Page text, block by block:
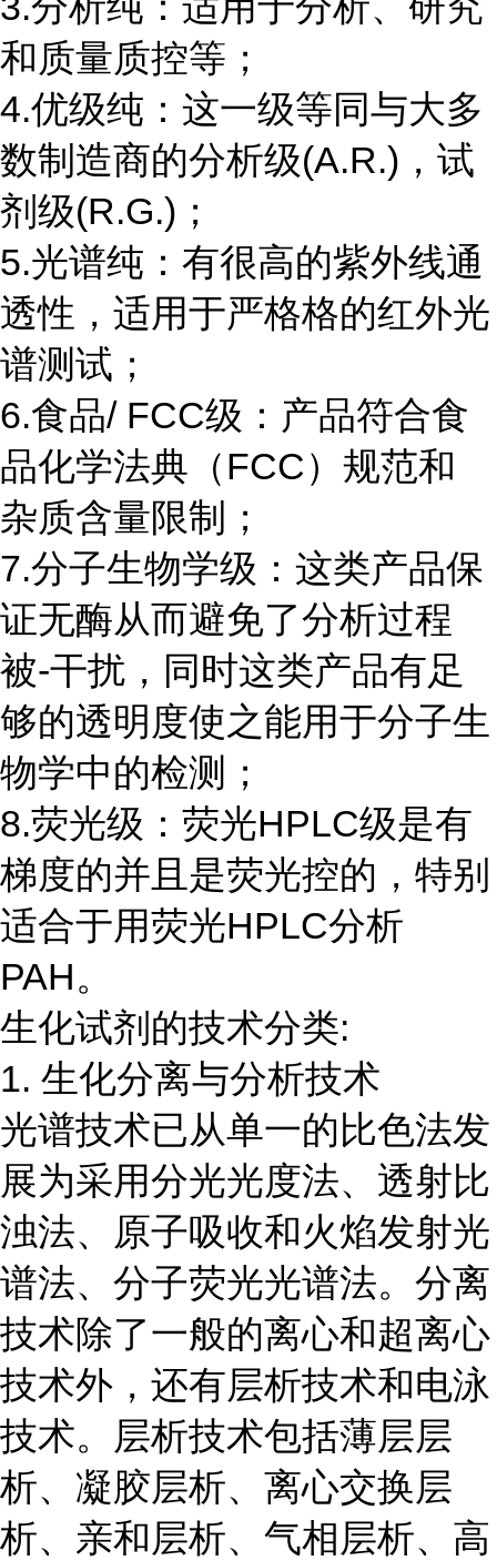
和质量质控等；
4.优级纯：这一级等同与大多
数制造商的分析级(A.R.)，试
剂级(R.G.)；
5.光谱纯：有很高的紫外线通
透性，适用于严格格的红外光
谱测试；
6.食品/ FCC级：产品符合食
品化学法典（FCC）规范和
杂质含量限制；
7.分子生物学级：这类产品保
证无酶从而避免了分析过程
被-干扰，同时这类产品有足
够的透明度使之能用于分子生
物学中的检测；
8.荧光级：荧光HPLC级是有
梯度的并且是荧光控的，特别
适合于用荧光HPLC分析
PAH。
生化试剂的技术分类:
1. 生化分离与分析技术
光谱技术已从单一的比色法发
展为采用分光光度法、透射比
浊法、原子吸收和火焰发射光
谱法、分子荧光光谱法。分离
技术除了一般的离心和超离心
技术外，还有层析技术和电泳
技术。层析技术包括薄层层
析、凝胶层析、离心交换层
析、亲和层析、气相层析、高